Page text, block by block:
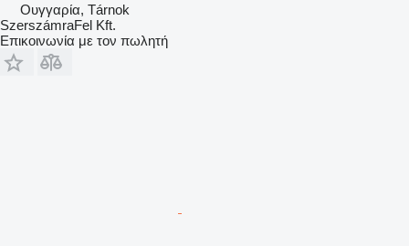
Ουγγαρία, Tárnok
SzerszámraFel Kft.
Επικοινωνία με τον πωλητή